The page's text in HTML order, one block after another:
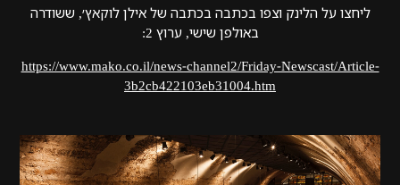
ליחצו על הלינק וצפו בכתבה בכתבה של אילן לוקאץ׳, ששודרה
באולפן שישי, ערוץ 2:
https://www.mako.co.il/news-channel2/Friday-Newscast/Article-
3b2cb422103eb31004.htm